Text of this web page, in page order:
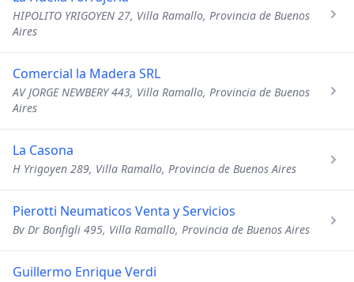
HIPOLITO YRIGOYEN 27, Villa Ramallo, Provincia de Buenos
Aires
Comercial la Madera SRL
AV JORGE NEWBERY 443, Villa Ramallo, Provincia de Buenos
Aires
La Casona
H Yrigoyen 289, Villa Ramallo, Provincia de Buenos Aires
Pierotti Neumaticos Venta y Servicios
Bv Dr Bonfigli 495, Villa Ramallo, Provincia de Buenos Aires
Guillermo Enrique Verdi